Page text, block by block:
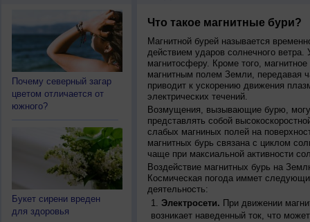
Почему северный загар
цветом отличается от
южного?
Букет сирени вреден
для здоровья
Что такое магнитные бури?
Магнитной бурей называется
действием ударов солнечного ветра.
магнитосферу. Кроме того,
магнитным полем Земли, передавая
приводит к ускорению движения
электрических течений.
Возмущения, вызывающие бурю,
представлять собой
слабых магниных полей на
магнитных бурь связана с циклом
чаще при максиальной активности
Воздействие магнитных бурь на
Космическая погода иммет
деятельность:
Электросети. При движении
возникает наведенный ток, что